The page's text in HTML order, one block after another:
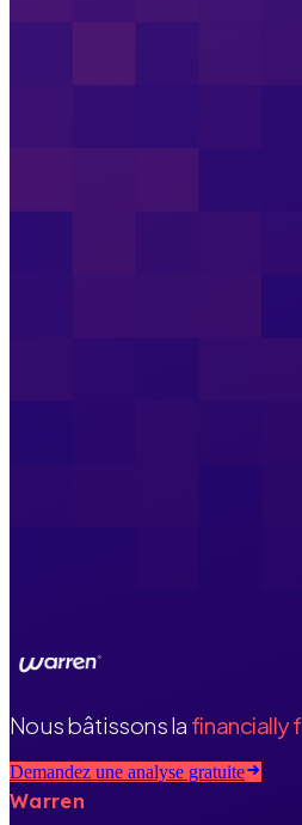
Nous bâtissons la financially
Demandez une analyse gratuite
Warren